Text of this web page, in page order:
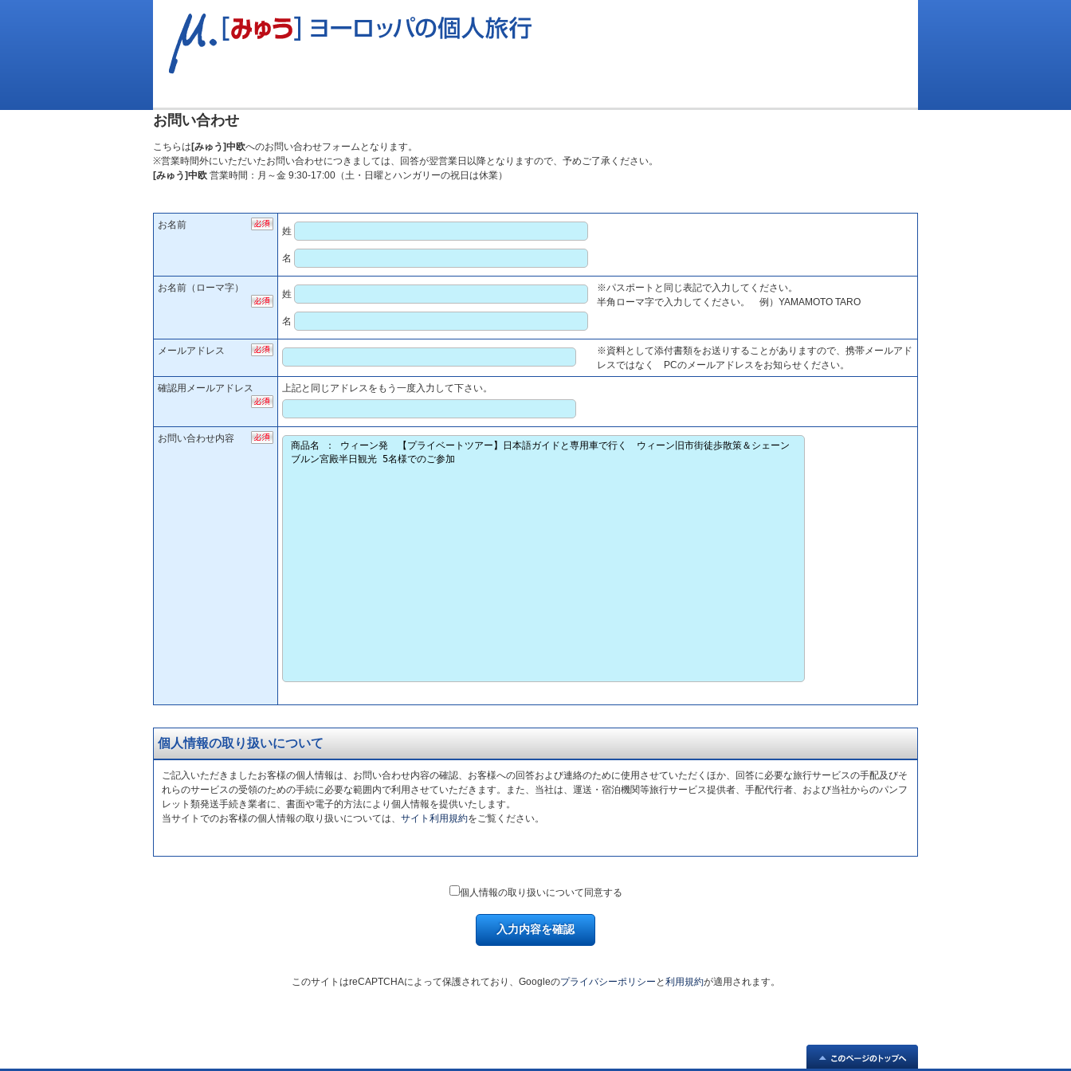
お問い合わせ
こちらは [みゅう]中欧へのお問い合わせフォームとなります。
※営業時間外にいただいたお問い合わせにつきましては、回答が翌営業日以降となりますので、予めご了承ください。
[みゅう]中欧 営業時間：月～金 9:30-17:00（土・日曜とハンガリーの祝日は休業）
お名前
姓
名
お名前（ローマ字）
姓
名
※パスポートと同じ表記で入力してください。
半角ローマ字で入力してください。 例）YAMAMOTO TARO
メールアドレス
※資料として添付書類をお送りすることがありますので、携帯メールアド
レスではなく PCのメールアドレスをお知らせください。
確認用メールアドレス 上記と同じアドレスをもう一度入力して下さい。
お問い合わせ内容
個人情報の取り扱いについて
ご記入いただきましたお客様の個人情報は、お問い合わせ内容の確認、お客様への回答および連絡のために使用させていただくほか、回答に必要な旅行サービスの手配及びそ
れらのサービスの受領のための手続に必要な範囲内で利用させていただきます。また、当社は、運送・宿泊機関等旅行サービス提供者、手配代行者、および当社からのパンフ
レット類発送手続き業者に、書面や電子的方法により個人情報を提供いたします。
当サイトでのお客様の個人情報の取り扱いについては、 サイト利用規約をご覧ください。
個人情報の取り扱いについて同意する
入力内容を確認
このサイトはreCAPTCHAによって保護されており、Googleのプライバシーポリシー と 利用規約が適用されます。